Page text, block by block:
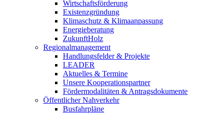
Wirtschaftsförderung
Existenzgründung
Klimaschutz & Klimaanpassung
Energieberatung
ZukunftHolz
Regionalmanagement
Handlungsfelder & Projekte
LEADER
Aktuelles & Termine
Unsere Kooperationspartner
Fördermodalitäten & Antragsdokumente
Öffentlicher Nahverkehr
Busfahrpläne